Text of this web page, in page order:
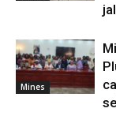
Mines